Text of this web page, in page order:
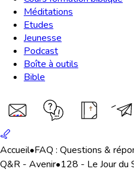
Méditations
Etudes
Jeunesse
Podcast
Boîte à outils
Bible
Accueil•FAQ : Questions &
Q&R - Avenir•128 - Le Jour du